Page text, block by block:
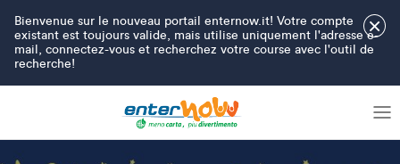
×
Bienvenue sur le nouveau portail enternow.it! Votre compte
existant est toujours valide, mais utilise uniquement l'adresse e-
mail, connectez-vous et recherchez votre course avec l'outil de
recherche!